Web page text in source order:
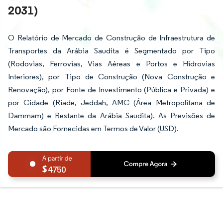
2031)
O Relatório de Mercado de Construção de Infraestrutura de
Transportes da Arábia Saudita é Segmentado por Tipo
(Rodovias, Ferrovias, Vias Aéreas e Portos e Hidrovias
Interiores), por Tipo de Construção (Nova Construção e
Renovação), por Fonte de Investimento (Pública e Privada) e
por Cidade (Riade, Jeddah, AMC (Área Metropolitana de
Dammam) e Restante da Arábia Saudita). As Previsões de
Mercado são Fornecidas em Termos de Valor (USD).
4750